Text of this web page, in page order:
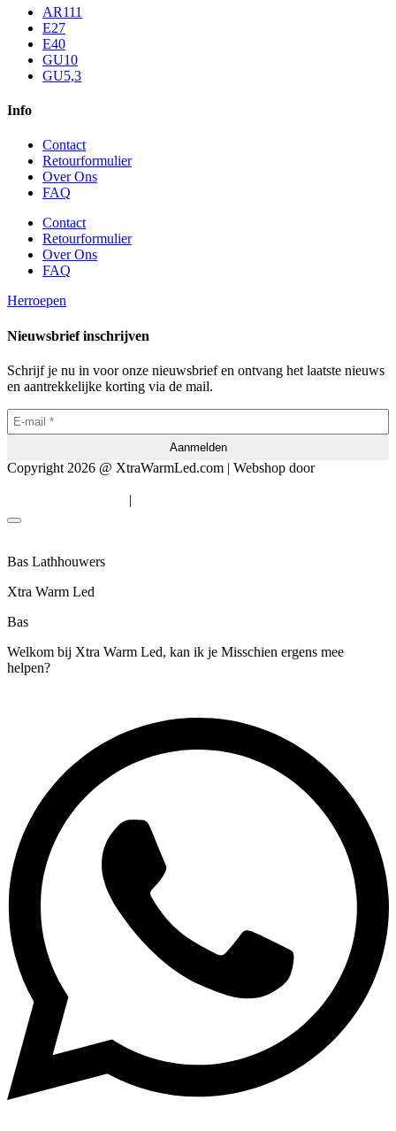
AR111
E27
E40
GU10
GU5,3
Info
Contact
Retourformulier
Over Ons
FAQ
Contact
Retourformulier
Over Ons
FAQ
Herroepen
Nieuwsbrief inschrijven
Schrijf je nu in voor onze nieuwsbrief en ontvang het laatste nieuws
en aantrekkelijke korting via de mail.
Copyright 2026 @ XtraWarmLed.com | Webshop door
|
Bas Lathhouwers
Xtra Warm Led
Bas
Welkom bij Xtra Warm Led, kan ik je Misschien ergens mee
helpen?